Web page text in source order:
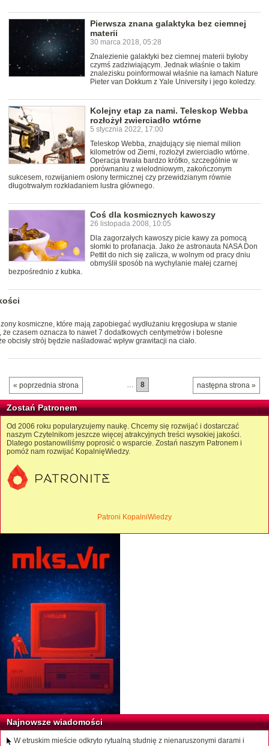
Pierwsza znana galaktyka bez ciemnej
materii
30 marca 2018, 05:28
Znalezienie galaktyki bez ciemnej materii byłoby
czymś zadziwiającym. Jednak właśnie o takim
znalezisku poinformował właśnie na łamach Nature
Pieter van Dokkum z Yale University i jego koledzy.
Kolejny etap za nami. Teleskop Webba
rozłożył zwierciadło wtórne
5 stycznia 2022, 17:00
Teleskop Webba, znajdujący się niemal milion
kilometrów od Ziemi, rozłożył zwierciadło wtórne.
Operacja trwała bardzo krótko, szczególnie w
porównaniu z wielodniowym, zakończonym
sukcesem, rozwijaniem osłony termicznej czy przewidzianym równie
długotrwałym rozkładaniem lustra głównego.
Coś dla kosmicznych kawoszy
26 listopada 2008, 10:05
Dla zagorzałych kawoszy picie kawy za pomocą
słomki to profanacja. Jako że astronauta NASA Don
Pettit do nich się zalicza, w wolnym od pracy dniu
obmyślił sposób na wychylanie małej czarnej
bezpośrednio z kubka.
kosmiczne, które mają zapobiegać wydłużaniu kręgosłupa w stanie
czasem oznacza to nawet 7 dodatkowych centymetrów i bolesne
obcisły strój będzie naśladować wpływ grawitacji na ciało.
« poprzednia strona następna strona »
… 8
Zostań Patronem
Od 2006 roku popularyzujemy naukę. Chcemy się rozwijać i dostarczać
naszym Czytelnikom jeszcze więcej atrakcyjnych treści wysokiej jakości.
Dlatego postanowiliśmy poprosić o wsparcie. Zostań naszym Patronem i
pomóż nam rozwijać KopalnięWiedzy.
Patroni KopalniWiedzy
Najnowsze wiadomości
W etruskim mieście odkryto rytualną studnię z nienaruszonymi darami i